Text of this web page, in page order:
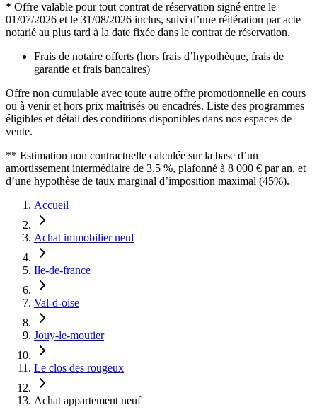
* Offre valable pour tout contrat de réservation signé entre le
01/07/2026 et le 31/08/2026 inclus, suivi d’une réitération par acte
notarié au plus tard à la date fixée dans le contrat de réservation.
Frais de notaire offerts (hors frais d’hypothèque, frais de
garantie et frais bancaires)
Offre non cumulable avec toute autre offre promotionnelle en cours
ou à venir et hors prix maîtrisés ou encadrés. Liste des programmes
éligibles et détail des conditions disponibles dans nos espaces de
vente.
** Estimation non contractuelle calculée sur la base d’un
amortissement intermédiaire de 3,5 %, plafonné à 8 000 € par an, et
d’une hypothèse de taux marginal d’imposition maximal (45%).
Accueil
Achat immobilier neuf
Ile-de-france
Val-d-oise
Jouy-le-moutier
Le clos des rougeux
Achat appartement neuf